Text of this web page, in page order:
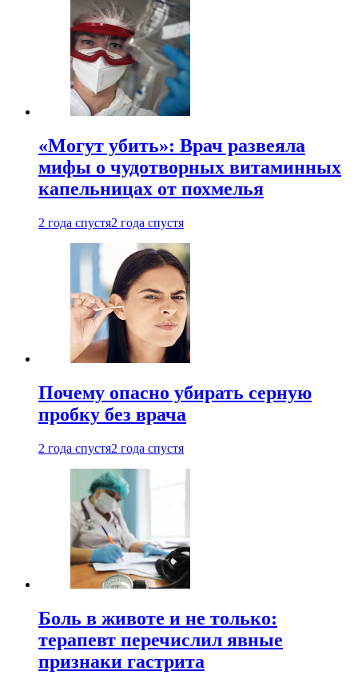
«Могут убить»: Врач развеяла
мифы о чудотворных витаминных
капельницах от похмелья
2 года спустя2 года спустя
Почему опасно убирать серную
пробку без врача
2 года спустя2 года спустя
Боль в животе и не только:
терапевт перечислил явные
признаки гастрита